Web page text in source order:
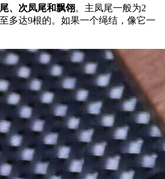
、次凤尾和飘翎 。主凤尾一般为2
多达9根的。如果一个绳结，像它一